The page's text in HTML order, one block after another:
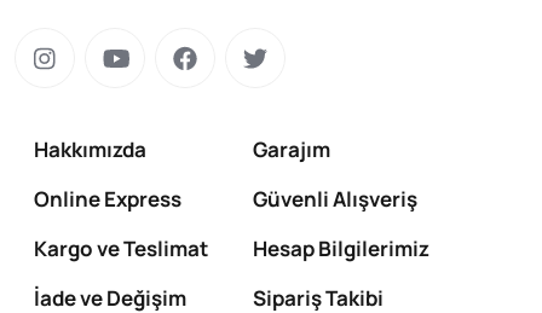
Hakkımızda
Garajım
Online Express
Güvenli Alışveriş
Kargo ve Teslimat
Hesap Bilgilerimiz
İade ve Değişim
Sipariş Takibi